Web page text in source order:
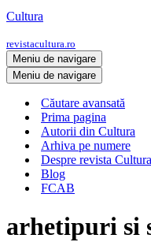
Cultura
revistacultura.ro
Meniu de navigare
Meniu de navigare
Căutare avansată
Prima pagina
Autorii din Cultura
Arhiva pe numere
Despre revista Cultura
Blog
FCAB
arhetipuri si